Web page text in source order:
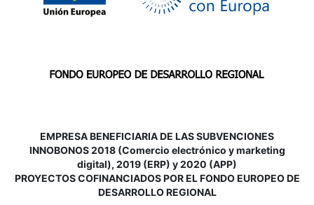
EMPRESA BENEFICIARIA DE LAS SUBVENCIONES
INNOBONOS 2018 (Comercio electrónico y marketing
digital), 2019 (ERP) y 2020 (APP)
PROYECTOS COFINANCIADOS POR EL FONDO EUROPEO DE
DESARROLLO REGIONAL